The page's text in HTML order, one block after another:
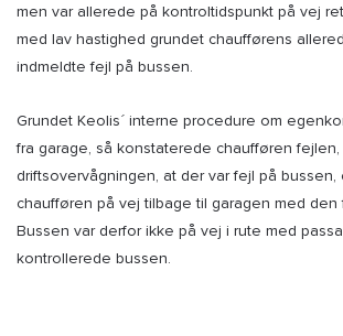
men var allerede på kontroltidspunkt på vej
med lav hastighed grundet chaufførens
indmeldte fejl på bussen.
Grundet Keolis ́ interne procedure om
fra garage, så konstaterede chaufføren
driftsovervågningen, at der var fejl på bussen,
chaufføren på vej tilbage til garagen med den
Bussen var derfor ikke på vej i rute med
kontrollerede bussen.